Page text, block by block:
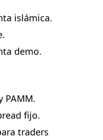
islámica.
demo.
PAMM.
fijo.
traders